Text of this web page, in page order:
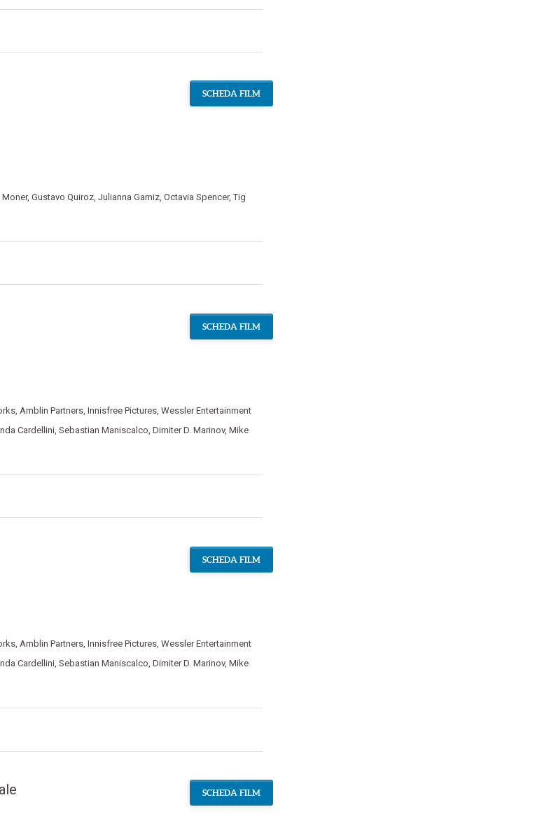
, Gustavo Quiroz, Julianna Gamiz, Octavia Spencer,Tig
SCHEDA FILM
, Amblin Partners, Innisfree Pictures, Wessler Entertainment
Cardellini, Sebastian Maniscalco, Dimiter D. Marinov, Mike
SCHEDA FILM
, Amblin Partners, Innisfree Pictures, Wessler Entertainment
Cardellini, Sebastian Maniscalco, Dimiter D. Marinov, Mike
SCHEDA FILM
SCHEDA FILM